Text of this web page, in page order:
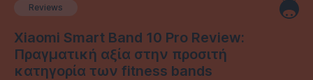
Reviews
Xiaomi Smart Band 10 Pro Review:
Πραγματική αξία στην προσιτή
κατηγορία των fitness bands